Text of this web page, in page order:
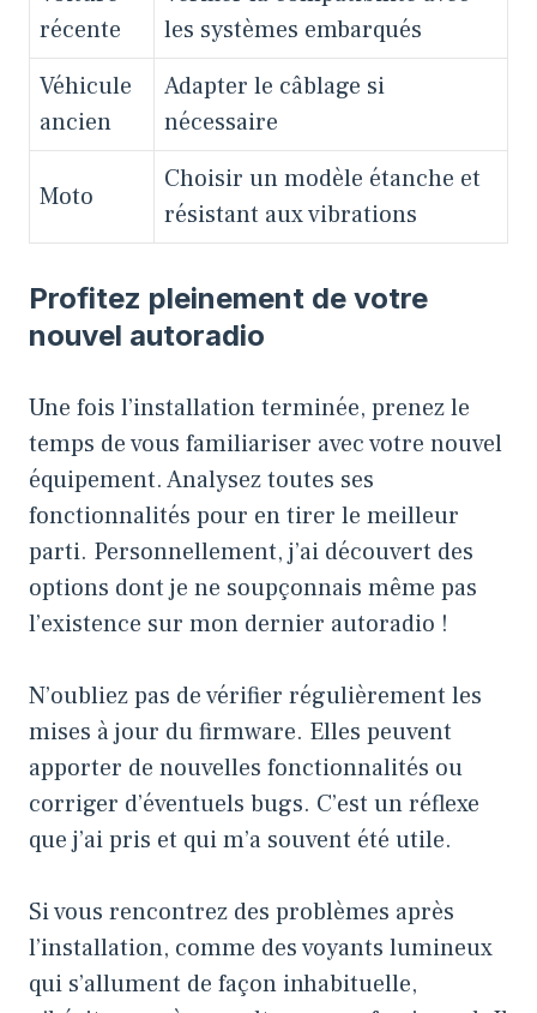
récente
les systèmes embarqués
Véhicule
ancien
Adapter le câblage si
nécessaire
Moto
Choisir un modèle étanche et
résistant aux vibrations
Profitez pleinement de votre
nouvel autoradio
Une fois l’installation terminée, prenez le
temps de vous familiariser avec votre nouvel
équipement. Analysez toutes ses
fonctionnalités pour en tirer le meilleur
parti. Personnellement, j’ai découvert des
options dont je ne soupçonnais même pas
l’existence sur mon dernier autoradio !
N’oubliez pas de vérifier régulièrement les
mises à jour du firmware. Elles peuvent
apporter de nouvelles fonctionnalités ou
corriger d’éventuels bugs. C’est un réflexe
que j’ai pris et qui m’a souvent été utile.
Si vous rencontrez des problèmes après
l’installation, comme desvoyants lumineux
qui s’allument de façon inhabituelle,